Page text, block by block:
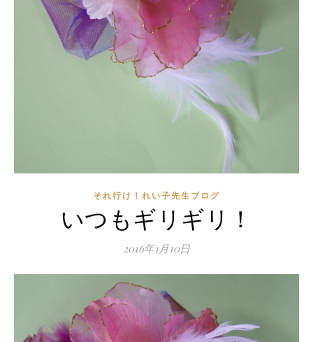
それ行け！れい子先生ブログ
いつもギリギリ！
2016年1月10日